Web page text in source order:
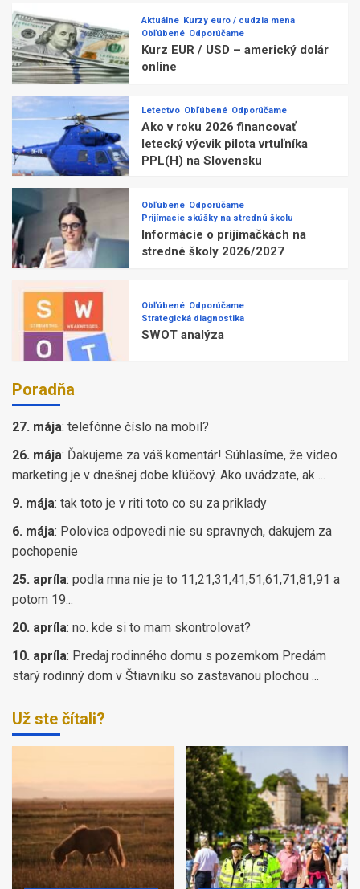
Aktuálne Kurzy euro / cudzia mena
Obľúbené Odporúčame
Kurz EUR / USD – americký dolár
online
Letectvo Obľúbené Odporúčame
Ako v roku 2026 financovať
letecký výcvik pilota vrtuľníka
PPL(H) na Slovensku
Obľúbené Odporúčame
Prijímacie skúšky na strednú školu
Informácie o prijímačkách na
stredné školy 2026/2027
Obľúbené Odporúčame
Strategická diagnostika
SWOT analýza
Poradňa
27. mája: telefónne číslo na mobil?
26. mája: Ďakujeme za váš komentár! Súhlasíme, že video
marketing je v dnešnej dobe kľúčový. Ako uvádzate, ak ...
9. mája: tak toto je v riti toto co su za priklady
6. mája: Polovica odpovedi nie su spravnych, dakujem za
pochopenie
25. apríla: podla mna nie je to 11,21,31,41,51,61,71,81,91 a
potom 19...
20. apríla: no. kde si to mam skontrolovat?
10. apríla: Predaj rodinného domu s pozemkom Predám
starý rodinný dom v Štiavniku so zastavanou plochou ...
Už ste čítali?